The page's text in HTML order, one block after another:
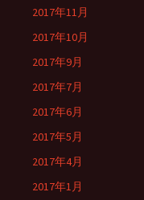
2017年11月
2017年10月
2017年9月
2017年7月
2017年6月
2017年5月
2017年4月
2017年1月